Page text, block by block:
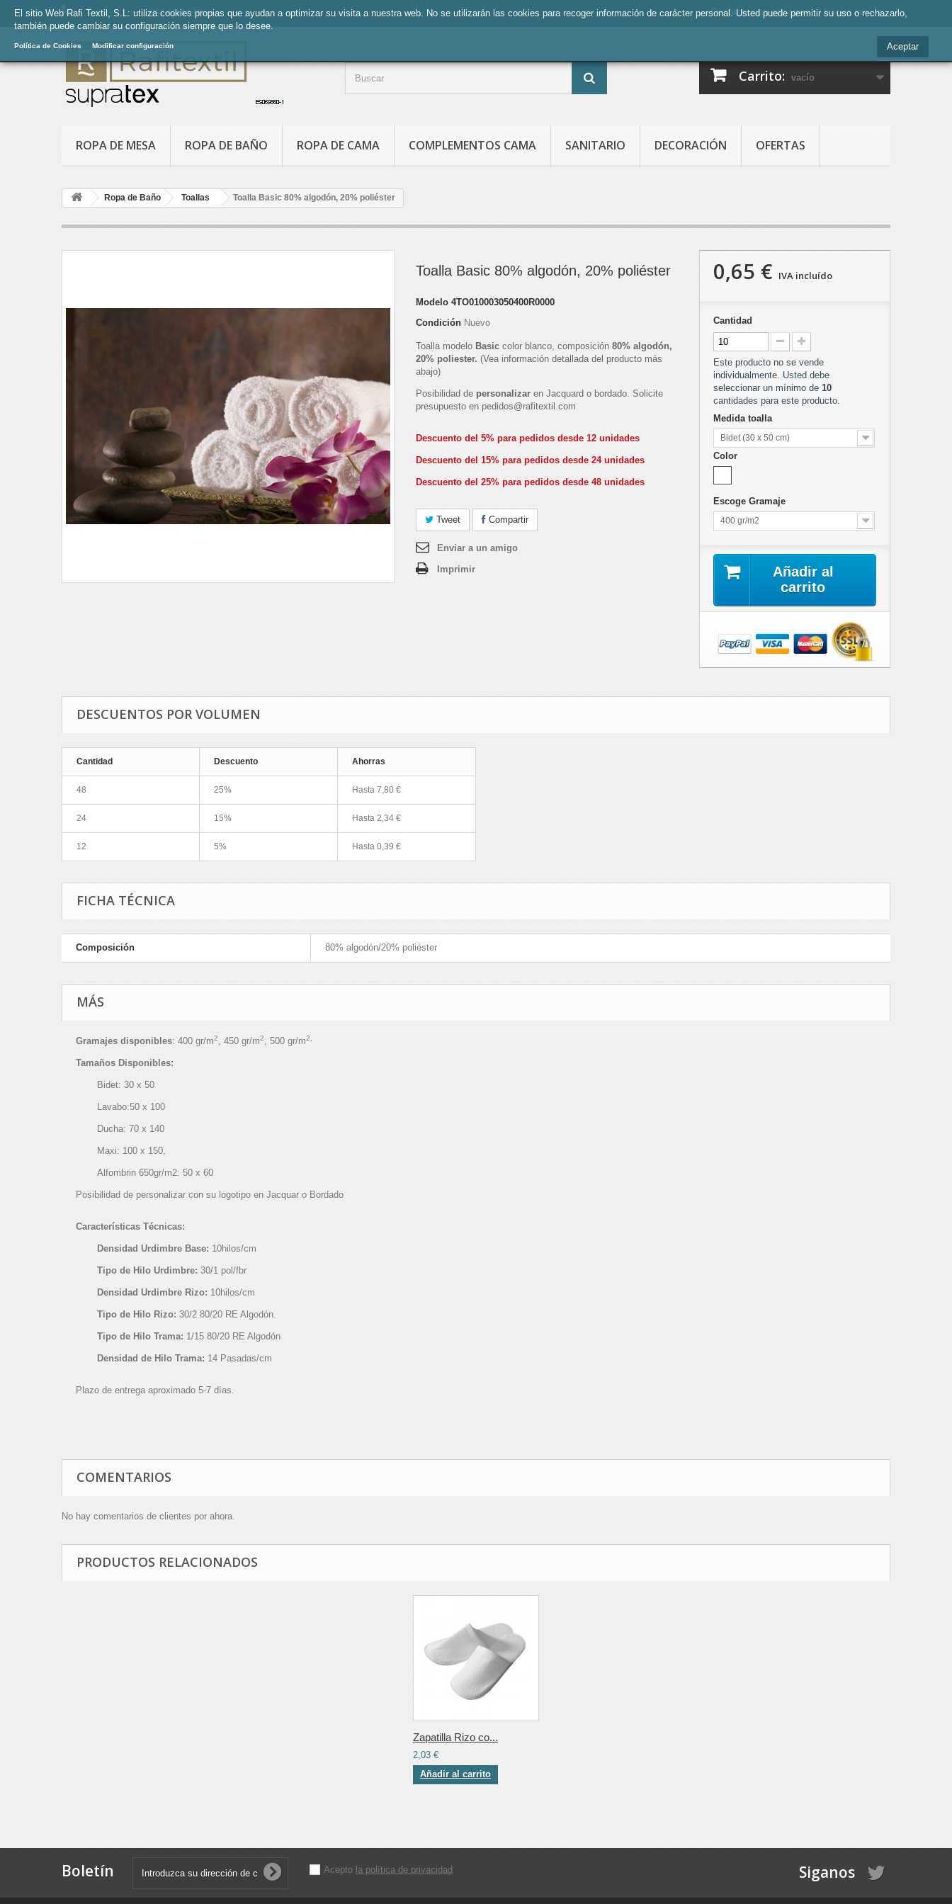
Iniciar sesión
Contacte con nosotros
Llámanos ahora:957 13 44 66
Carrito: vacío
ROPA DE MESA ROPA DE BAÑO ROPA DE CAMA COMPLEMENTOS CAMA SANITARIO DECORACIÓN OFERTAS
Ropa de Baño Toallas Toalla Basic 80% algodón, 20% poliéster
Toalla Basic 80% algodón, 20% poliéster
Modelo 4TO010003050400R0000
Condición Nuevo
Toalla modelo Basic color blanco, composición 80% algodón,
20% poliester. (Vea información detallada del producto más
abajo)
Posibilidad de personalizar en Jacquard o bordado. Solicite
presupuesto en pedidos@rafitextil.com
Descuento del 5% para pedidos desde 12 unidades
Descuento del 15% para pedidos desde 24 unidades
Descuento del 25% para pedidos desde 48 unidades
Tweet Compartir
Enviar a un amigo
Imprimir
0,65 € IVA incluído
Cantidad
Este producto no se vende
individualmente. Usted debe
seleccionar un mínimo de 10
cantidades para este producto.
Medida toalla
Bidet (30 x 50 cm)
Color
Escoge Gramaje
400 gr/m2
Añadir al
carrito
DESCUENTOS POR VOLUMEN
Cantidad Descuento Ahorras
48 25% Hasta 7,80 €
24 15% Hasta 2,34 €
12 5% Hasta 0,39 €
FICHA TÉCNICA
Composición 80% algodón/20% poliéster
MÁS
Gramajes disponibles: 400 gr/m2, 450 gr/m2, 500 gr/m2,
Tamaños Disponibles:
Bidet: 30 x 50
Lavabo:50 x 100
Ducha: 70 x 140
Maxi: 100 x 150,
Alfombrin 650gr/m2: 50 x 60
Posibilidad de personalizar con su logotipo en Jacquar o Bordado
Características Técnicas:
Densidad Urdimbre Base: 10hilos/cm
Tipo de Hilo Urdimbre: 30/1 pol/fbr
Densidad Urdimbre Rizo: 10hilos/cm
Tipo de Hilo Rizo: 30/2 80/20 RE Algodón.
Tipo de Hilo Trama: 1/15 80/20 RE Algodón
Densidad de Hilo Trama: 14 Pasadas/cm
Plazo de entrega aproximado 5-7 días.
COMENTARIOS
No hay comentarios de clientes por ahora.
PRODUCTOS RELACIONADOS
Zapatilla Rizo co...
2,03 €
Añadir al carrito
Boletín Acepto la política de privacidad Siganos
El sitio Web Rafi Textil, S.L: utiliza cookies propias que ayudan a optimizar su visita a nuestra web. No se utilizarán las cookies para recoger información de carácter personal. Usted puede permitir su uso o rechazarlo,
también puede cambiar su configuración siempre que lo desee.
Política de Cookies Modificar configuración Aceptar